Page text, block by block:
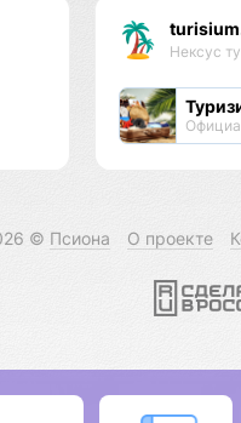
Нексус
© Псиона О проекте